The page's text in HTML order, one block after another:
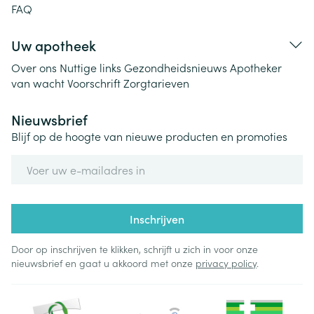
FAQ
Uw apotheek
Over ons Nuttige links Gezondheidsnieuws Apotheker
van wachtVoorschriftZorgtarieven
Nieuwsbrief
Blijf op de hoogte van nieuwe producten en promoties
Inschrijven
Door op inschrijven te klikken, schrijft u zich in voor onze
nieuwsbrief en gaat u akkoord met onze privacy policy.